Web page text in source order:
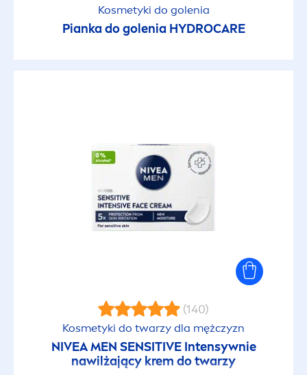
Kosmetyki do golenia
Pianka do golenia HYDROCARE
(140)
Kosmetyki do twarzy dla mężczyzn
NIVEA MEN SENSITIVEIntensywnie
nawilżający krem do twarzy